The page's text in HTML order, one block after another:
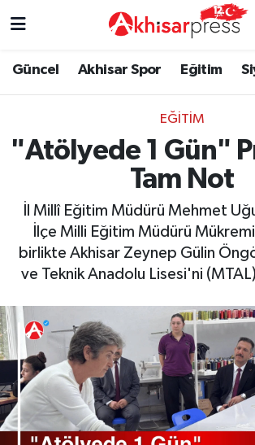
Güncel Akhisar Spor Eğitim
EĞITIM
"Atölyede 1 Gün"
Tam Not
İl Millî Eğitim Müdürü Mehmet
İlçe Milli Eğitim Müdürü
birlikte Akhisar Zeynep Gülin
ve Teknik Anadolu Lisesi'ni
Güncel
Eğitim
Sağlık
Ekonomi
Tarım-Gıda
Kültür-Sanat
Magazin
Duyurular
Magazin
Duyurular
Sektörel
Röportaj
Dünya
Yaşam
Kadın
Teknoloji
Güncel
Siyaset
Sağlık
Ekonomi
Magazin
Kültür-Sanat
Duyurular
Tarım-Gıda
Manisa Nöbetçi Eczaneler
Manisa Namaz Vakitleri
Manisa Trafik Yoğunluk Haritası
Süper Lig Puan Durumu ve
Tüm Manşetler
Son Dakika Haberleri
Haber Arşivi